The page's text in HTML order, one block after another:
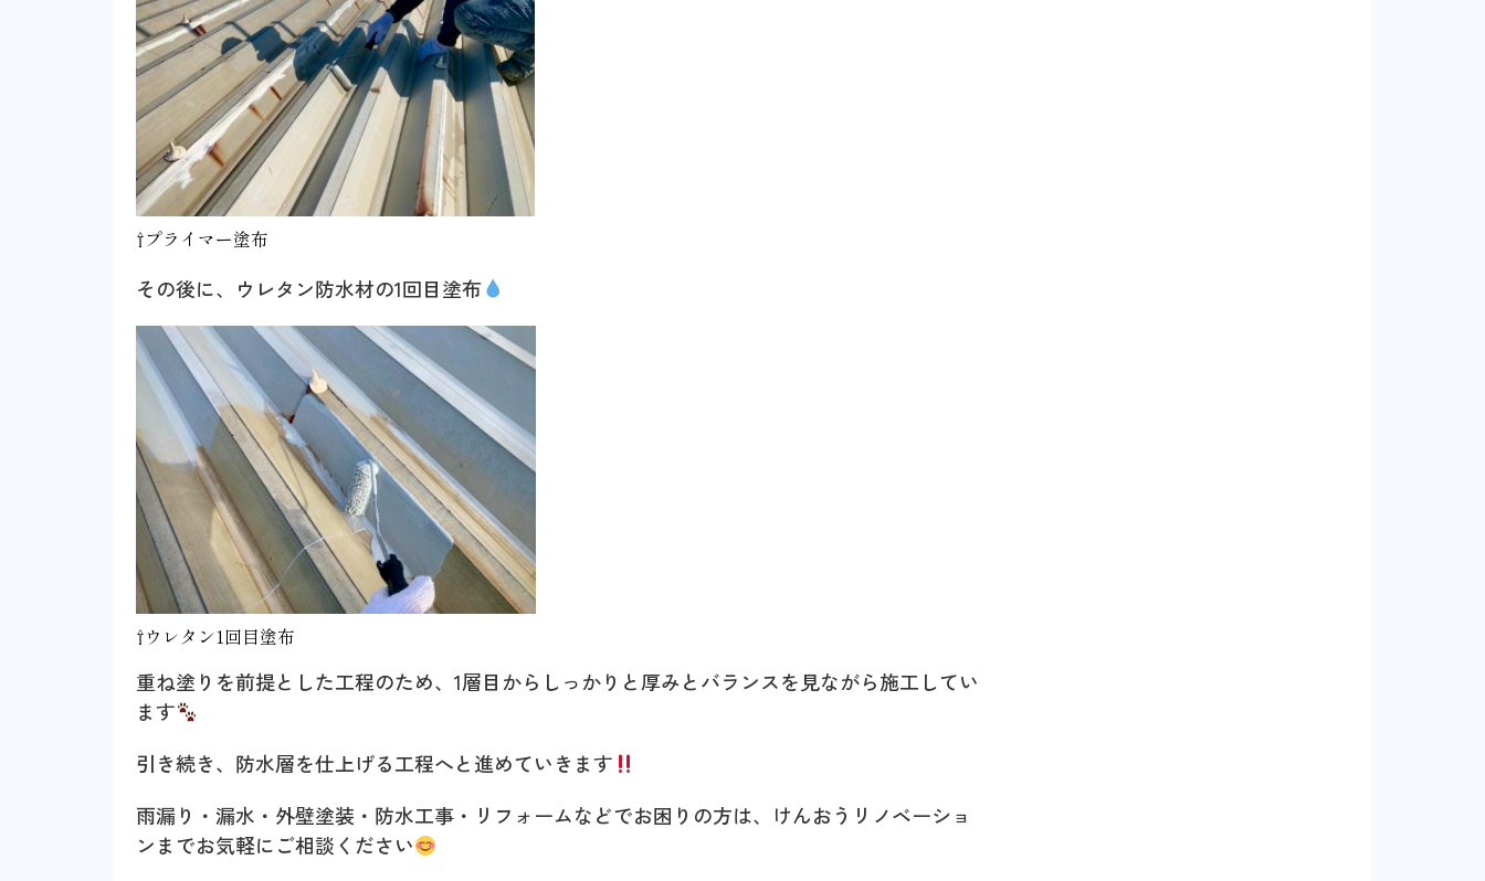
⇧プライマー塗布
その後に、ウレタン防水材の1回目塗布
⇧ウレタン1回目塗布
重ね塗りを前提とした工程のため、1層目からしっかりと厚みとバランスを見ながら施工してい
ます
引き続き、防水層を仕上げる工程へと進めていきます
雨漏り・漏水・外壁塗装・防水工事・リフォームなどでお困りの方は、けんおうリノベーショ
ンまでお気軽にご相談ください